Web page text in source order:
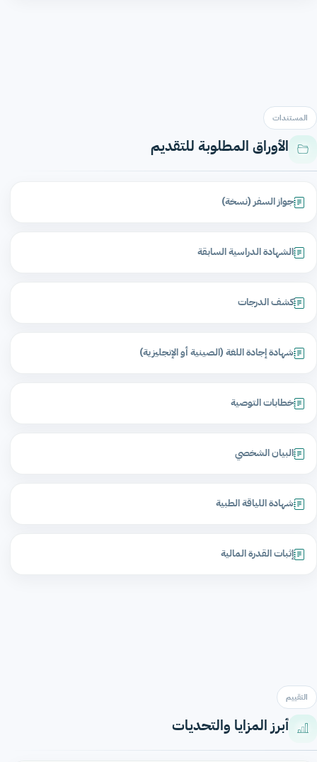
المستندات
الأوراق المطلوبة للتقديم
جواز السفر (نسخة)
الشهادة الدراسية السابقة
كشف الدرجات
شهادة إجادة اللغة (الصينية أو الإنجليزية)
خطابات التوصية
البيان الشخصي
شهادة اللياقة الطبية
إثبات القدرة المالية
التقييم
أبرز المزايا والتحديات